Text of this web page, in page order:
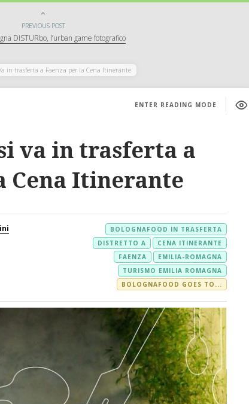
PREVIOUS POST
DISTURbo, l’urban game fotografico
in trasferta a Faenza per la Cena Itinerante
ENTER READING MODE
va in trasferta a
Cena Itinerante
BOLOGNAFOOD IN TRASFERTA
CENA ITINERANTE
DISTRETTO A
EMILIA-ROMAGNA
FAENZA
TURISMO EMILIA ROMAGNA
BOLOGNAFOOD GOES TO...